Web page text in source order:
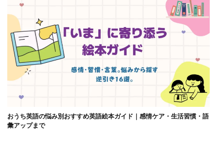
おうち英語の悩み別おすすめ英語絵本ガイド｜感情ケア・生活習慣・語
彙アップまで